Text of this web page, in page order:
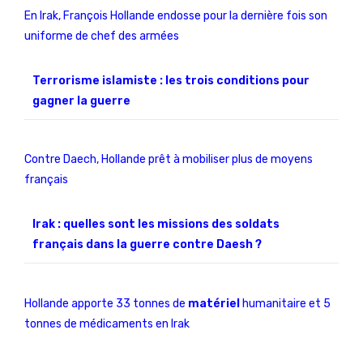
En Irak, François Hollande endosse pour la dernière fois son
uniforme de chef des armées
Terrorisme islamiste : les trois conditions pour
gagner la guerre
Contre Daech, Hollande prêt à mobiliser plus de moyens
français
Irak : quelles sont les missions des soldats
français dans la guerre contre Daesh ?
Hollande apporte 33 tonnes de matériel humanitaire et 5
tonnes de médicaments en Irak